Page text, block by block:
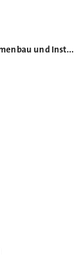
Lösungen für Formenbau und Instandhaltung von Werkzeugen